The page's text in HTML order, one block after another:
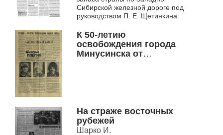
Сибирской железной дороге под
руководством П. Е. Щетинкина.
К 50-летию
освобождения города
Минусинска от
На страже восточных
рубежей
Шарко И.